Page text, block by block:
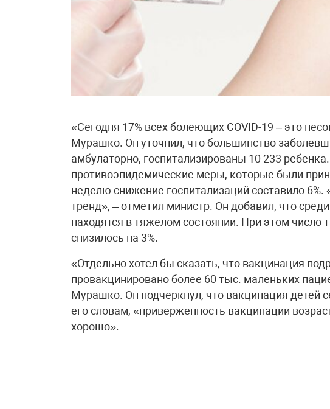
«Сегодня 17% всех болеющих COVID-19 – это
Мурашко. Он уточнил, что большинство
амбулаторно, госпитализированы 10 233
противоэпидемические меры, которые были
неделю снижение госпитализаций составило
тренд», – отметил министр. Он добавил, что
находятся в тяжелом состоянии. При этом число
снизилось на 3%.
«Отдельно хотел бы сказать, что вакцинация
провакцинировано более 60 тыс. маленьких
Мурашко. Он подчеркнул, что вакцинация детей
его словам, «приверженность вакцинации
хорошо».